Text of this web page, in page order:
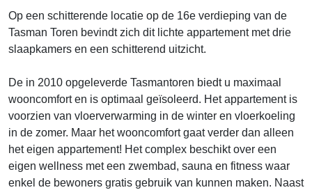
Op een schitterende locatie op de 16e verdieping van de
Tasman Toren bevindt zich dit lichte appartement met drie
slaapkamers en een schitterend uitzicht.
De in 2010 opgeleverde Tasmantoren biedt u maximaal
wooncomfort en is optimaal geïsoleerd. Het appartement is
voorzien van vloerverwarming in de winter en vloerkoeling
in de zomer. Maar het wooncomfort gaat verder dan alleen
het eigen appartement! Het complex beschikt over een
eigen wellness met een zwembad, sauna en fitness waar
enkel de bewoners gratis gebruik van kunnen maken. Naast